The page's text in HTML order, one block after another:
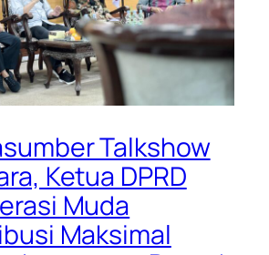
Talkshow
Ketua DPRD
Muda
Maksimal